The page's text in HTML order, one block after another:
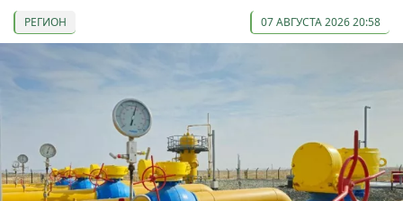
РЕГИОН 07 АВГУСТА 2026 20:58